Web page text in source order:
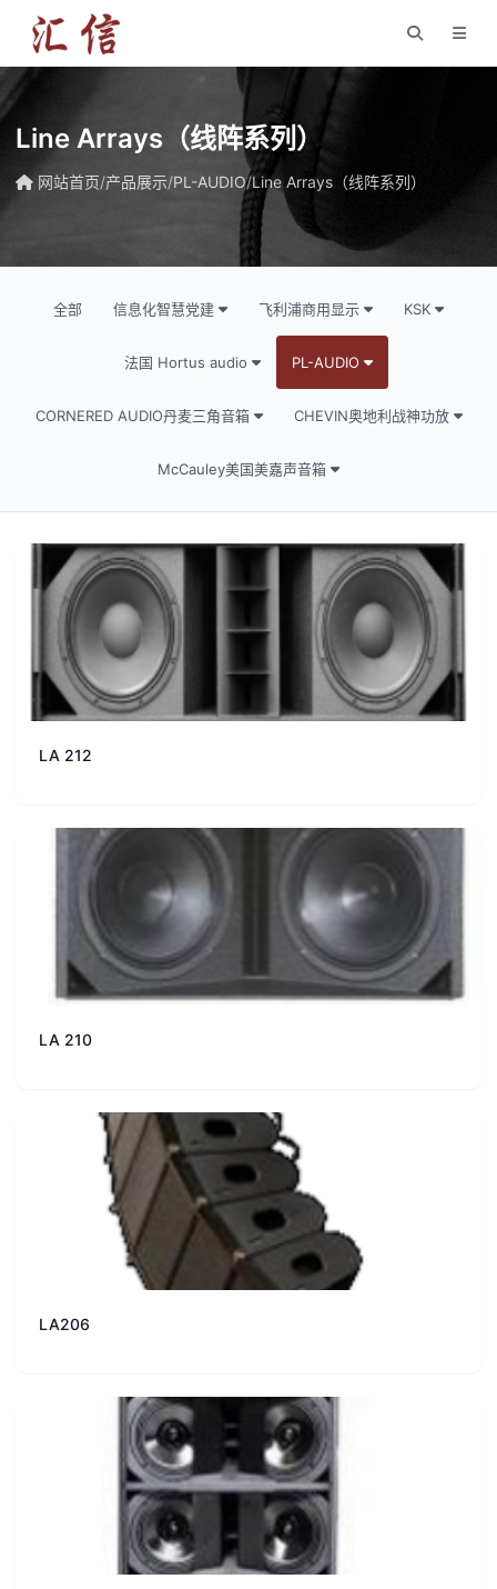
Line Arrays（线阵系列）
网站首页/产品展示/PL-AUDIO/Line Arrays（线阵系列）
全部 信息化智慧党建 飞利浦商用显示 KSK
法国 Hortus audio PL-AUDIO
CORNERED AUDIO丹麦三角音箱 CHEVIN奥地利战神功放
McCauley美国美嘉声音箱
LA 212
LA 210
LA206